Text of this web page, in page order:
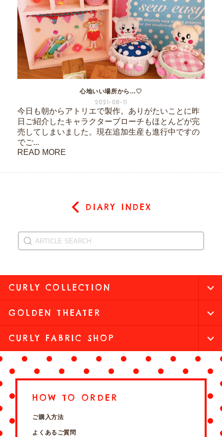
心地いい場所から…♡
2021-08-11
今日も朝からアトリエで製作。ありがたいことに昨
日ご紹介したキャラクターブローチもほとんどが完
売してしまいました。現在追加生産も進行中ですの
でご...
READ MORE
DIARY INDEX
CURLY COLLECTION
GOLDEN THEATER
CURLY FABRIC SHOP
HOW TO ORDER
ご購入方法
よくあるご質問